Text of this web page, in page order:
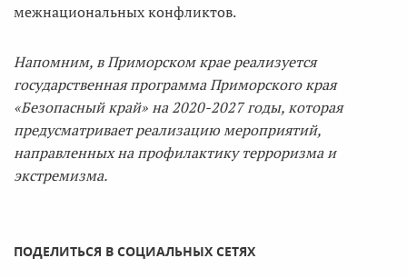
межнациональных конфликтов.
Напомним, в Приморском крае реализуется
государственная программа Приморского края
«Безопасный край» на2020-2027годы, которая
предусматривает реализацию мероприятий,
направленных на профилактику терроризма и
экстремизма.
ПОДЕЛИТЬСЯ В СОЦИАЛЬНЫХ СЕТЯХ